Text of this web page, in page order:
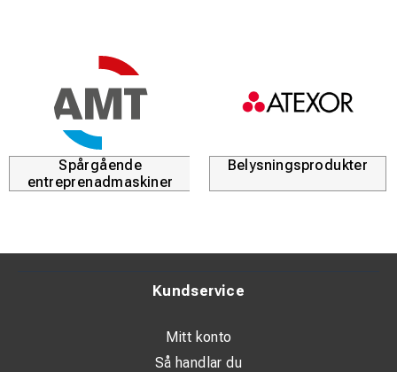
risken för sprickor i materialet.
av handtag ger möjlighet att välja bästa komfort och
Spårgående
entreprenadmaskiner
Belysningsprodukter
Kundservice
Mitt konto
Så handlar du